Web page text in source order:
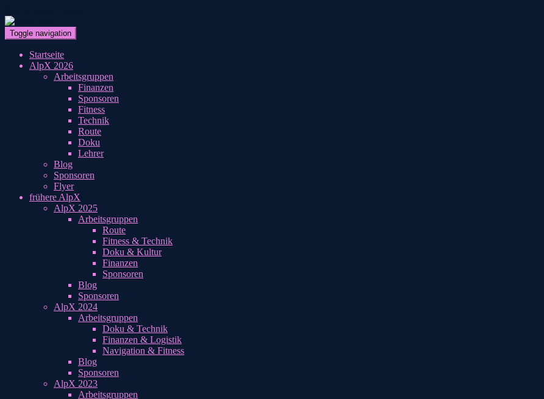
Toggle navigation
Startseite
AlpX 2026
Arbeitsgruppen
Finanzen
Sponsoren
Fitness
Technik
Route
Doku
Lehrer
Blog
Sponsoren
Flyer
frühere AlpX
AlpX 2025
Arbeitsgruppen
Route
Fitness & Technik
Doku & Kultur
Finanzen
Sponsoren
Blog
Sponsoren
AlpX 2024
Arbeitsgruppen
Doku & Technik
Finanzen & Logistik
Navigation & Fitness
Blog
Sponsoren
AlpX 2023
Arbeitsgruppen